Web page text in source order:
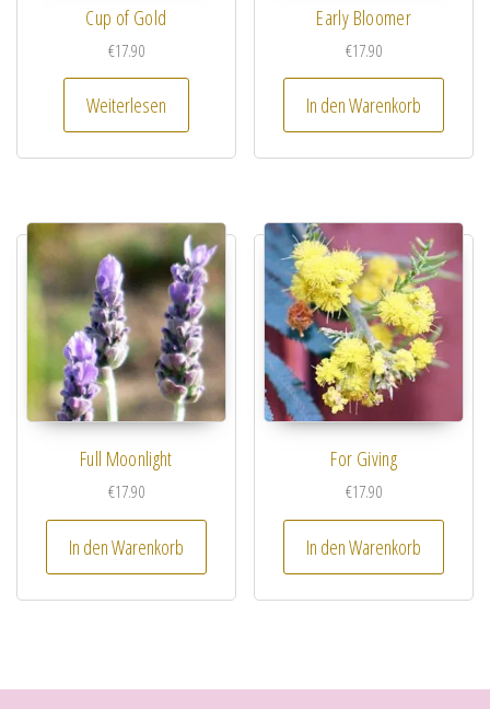
Cup of Gold
€17.90
Weiterlesen
Early Bloomer
€17.90
In den Warenkorb
Full Moonlight
€17.90
In den Warenkorb
For Giving
€17.90
In den Warenkorb